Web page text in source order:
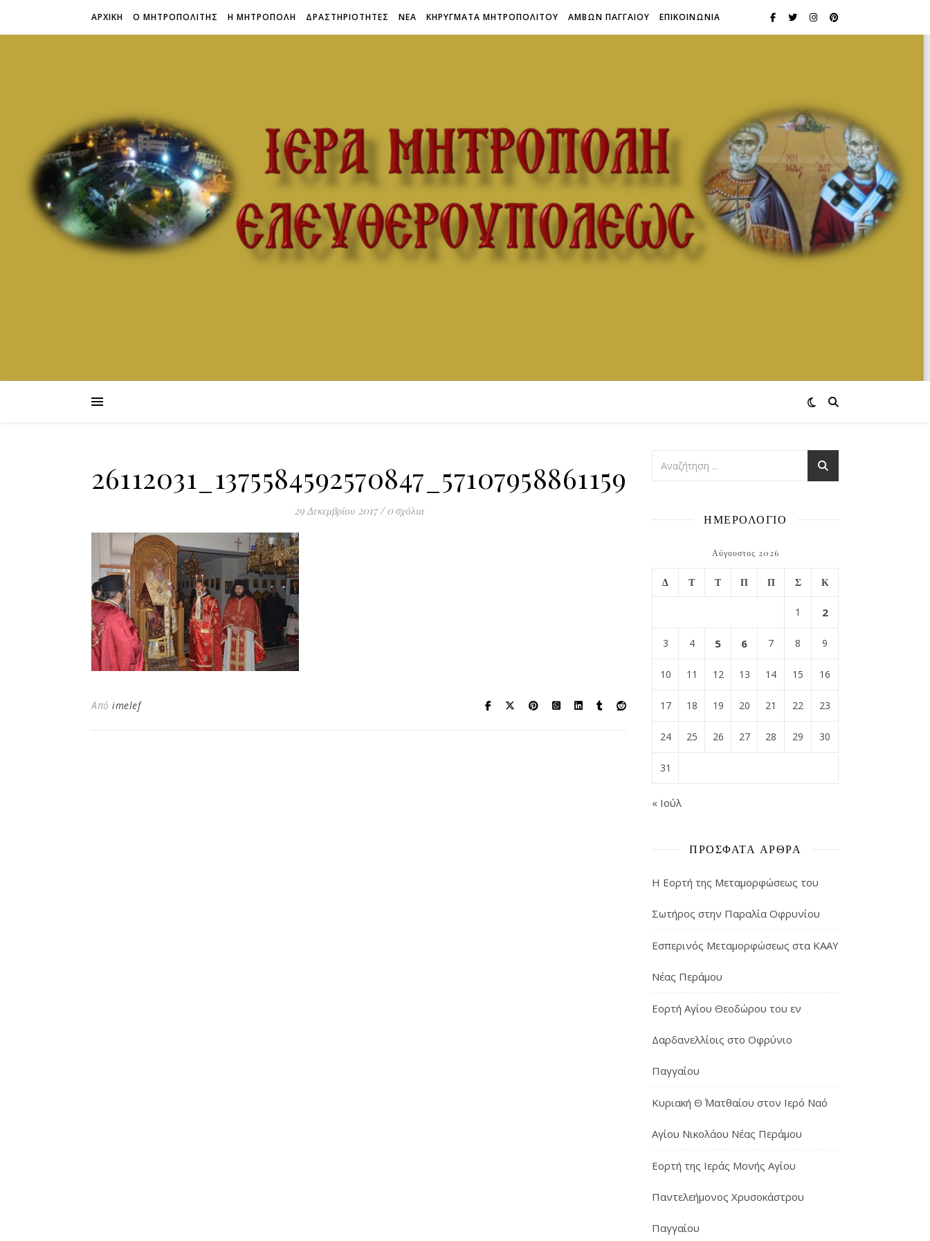
ΑΡΧΙΚΗ Ο ΜΗΤΡΟΠΟΛΙΤΗΣ Η ΜΗΤΡΟΠΟΛΗ ΔΡΑΣΤΗΡΙΟΤΗΤΕΣ ΝΕΑ ΚΗΡΥΓΜΑΤΑ ΜΗΤΡΟΠΟΛΙΤΟΥ ΑΜΒΩΝ ΠΑΓΓΑΙΟΥ ΕΠΙΚΟΙΝΩΝΙΑ
26112031_1375584592570847_5710795886115942896_n
29 Δεκεμβρίου 2017 / 0 σχόλια
Από imelef
ΗΜΕΡΟΛΟΓΙΟ
Αύγουστος 2026
Δ Τ Τ Π Π Σ Κ
1 2
3 4 5 6 7 8 9
10 11 12 13 14 15 16
17 18 19 20 21 22 23
24 25 26 27 28 29 30
31
« Ιούλ
ΠΡΌΣΦΑΤΑ ΆΡΘΡΑ
Η Εορτή της Μεταμορφώσεως του
Σωτήρος στην Παραλία Οφρυνίου
Εσπερινός Μεταμορφώσεως στα ΚΑΑΥ
Νέας Περάμου
Εορτή Αγίου Θεοδώρου του εν
Δαρδανελλίοις στο Οφρύνιο
Παγγαίου
Κυριακή Θ΄ Ματθαίου στον Ιερό Ναό
Αγίου Νικολάου Νέας Περάμου
Εορτή της Ιεράς Μονής Αγίου
Παντελεήμονος Χρυσοκάστρου
Παγγαίου